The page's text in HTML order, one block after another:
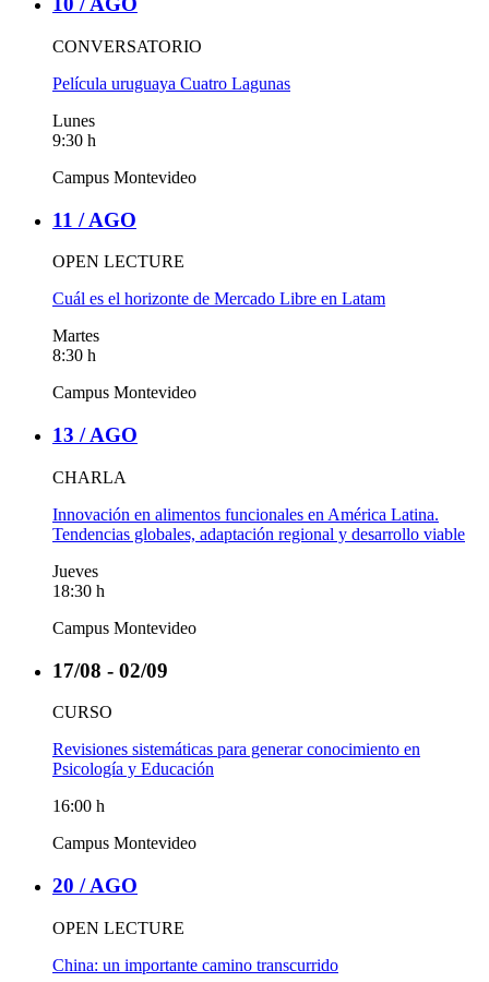
CONVERSATORIO
Película uruguaya Cuatro Lagunas
Lunes
9:30 h
Campus Montevideo
11 /AGO
OPEN LECTURE
Cuál es el horizonte de Mercado Libre en Latam
Martes
8:30 h
Campus Montevideo
13 /AGO
CHARLA
Innovación en alimentos funcionales en América Latina.
Tendencias globales, adaptación regional y desarrollo viable
Jueves
18:30 h
Campus Montevideo
17/08 - 02/09
CURSO
Revisiones sistemáticas para generar conocimiento en
Psicología y Educación
16:00 h
Campus Montevideo
20 /AGO
OPEN LECTURE
China: un importante camino transcurrido